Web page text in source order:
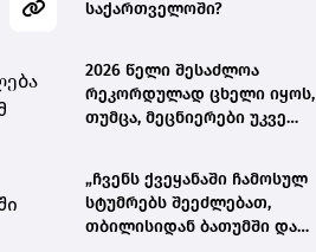
საქართველოში?
2026 წელი შესაძლოა
რეკორდულად ცხელი იყოს,
თუმცა, მეცნიერები უკვე
„ჩვენს ქვეყანაში ჩამოსულ
სტუმრებს შეეძლებათ,
თბილისიდან ბათუმში და